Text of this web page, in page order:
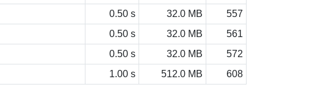
0.50 s 32.0 MB
557
0.50 s 32.0 MB
561
0.50 s 32.0 MB
572
1.00 s 512.0 MB 608